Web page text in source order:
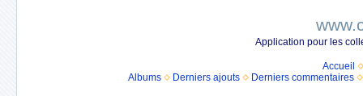
Application pour les
Accueil
Albums
Derniers ajouts Derniers commentaires